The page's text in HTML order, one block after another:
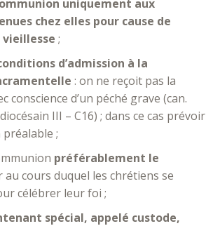
uniquement aux
chez elles pour cause de
;
d’admission à la
: on ne reçoit pas la
conscience d’un péché grave (can.
III – C16) ; dans ce cas prévoir
;
préférablement le
au cours duquel les chrétiens se
célébrer leur foi ;
spécial, appelé custode,